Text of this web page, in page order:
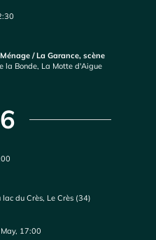
/ La Garance, scène
la Bonde, La Motte d'Aigue
lac du Crès, Le Crès (34)
17:00